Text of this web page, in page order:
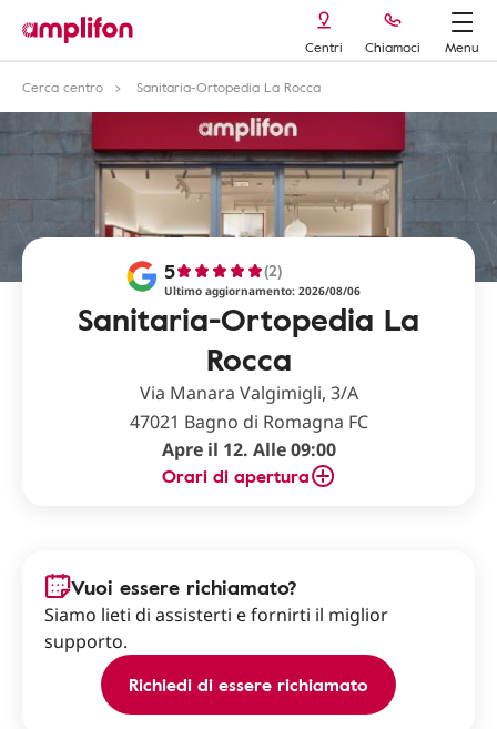
Centri Chiamaci
Menu
Cerca centro
Sanitaria-Ortopedia La Rocca
Sanitaria-Ortopedia La
Rocca
5 (2)
Ultimo aggiornamento: 2026/08/06
Via Manara Valgimigli, 3/A
47021 Bagno di Romagna FC
Apre il 12. Alle 09:00
Orari di apertura
Vuoi essere richiamato?
Siamo lieti di assisterti e fornirti il miglior
supporto.
Richiedi di essere richiamato